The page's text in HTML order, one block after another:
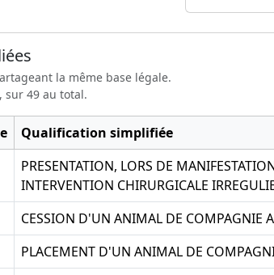
la même base légale.
sur 49 au total.
Qualification simplifiée
PRESENTATION, LORS DE
INTERVENTION CHIRURGICALE
CESSION D'UN ANIMAL DE COMPAGNIE
PLACEMENT D'UN ANIMAL DE